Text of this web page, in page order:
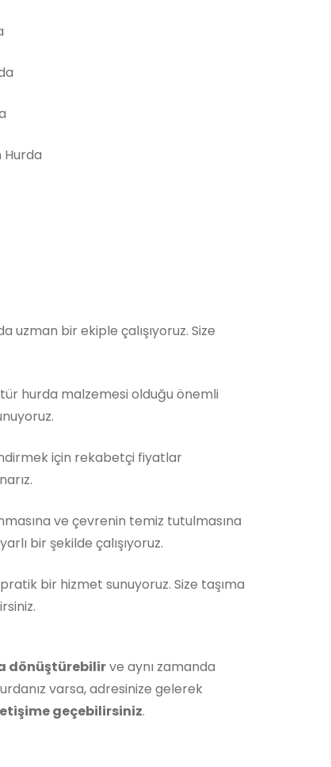
Hurda
bir ekiple çalışıyoruz. Size
hurda malzemesi olduğu önemli
için rekabetçi fiyatlar
ve çevrenin temiz tutulmasına
bir şekilde çalışıyoruz.
bir hizmet sunuyoruz. Size taşıma
dönüştürebilirve aynı zamanda
varsa, adresinize gelerek
geçebilirsiniz.